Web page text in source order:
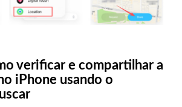
verificar e compartilhar a
iPhone usando o